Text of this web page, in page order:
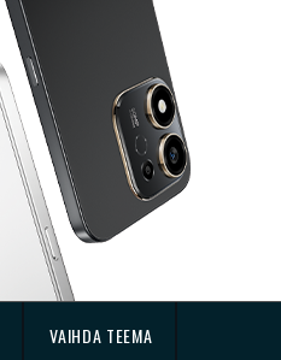
VAIHDA TEEMA